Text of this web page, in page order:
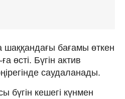
бағамы өткен
өсті. Бүгін актив
саудаланады.
бүгін кешегі күнмен